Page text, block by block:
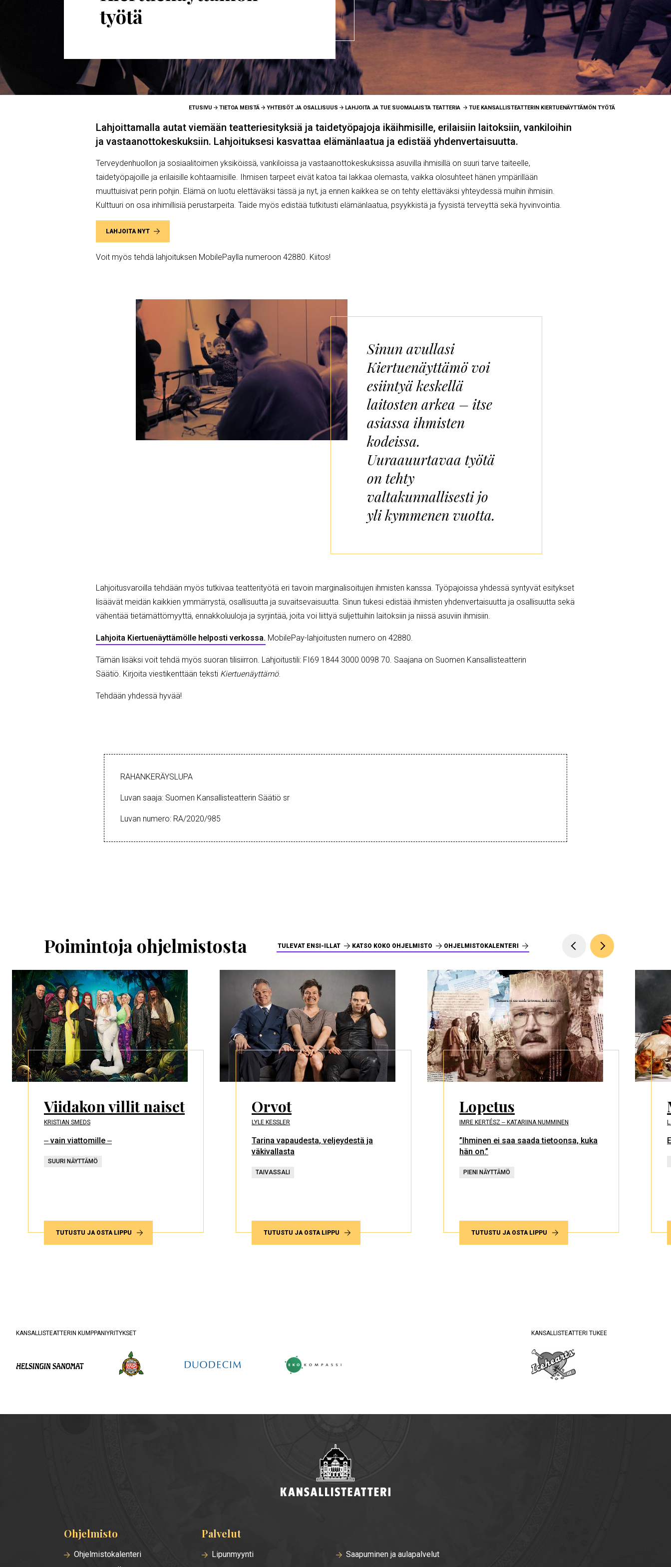
työtä
ETUSIVU TIETOA MEISTÄ YHTEISÖT JA OSALLISUUS LAHJOITA JA TUE SUOMALAISTA TEATTERIA TUE KANSALLISTEATTERIN KIERTUENÄYTTÄMÖN TYÖTÄ
Lahjoittamalla autat viemään teatteriesityksiä ja taidetyöpajoja ikäihmisille, erilaisiin laitoksiin, vankiloihin
ja vastaanottokeskuksiin. Lahjoituksesi kasvattaa elämänlaatua ja edistää yhdenvertaisuutta.
Terveydenhuollon ja sosiaalitoimen yksiköissä, vankiloissa ja vastaanottokeskuksissa asuvilla ihmisillä on suuri tarve taiteelle,
taidetyöpajoille ja erilaisille kohtaamisille. Ihmisen tarpeet eivät katoa tai lakkaa olemasta, vaikka olosuhteet hänen ympärillään
muuttuisivat perin pohjin. Elämä on luotu elettäväksi tässä ja nyt, ja ennen kaikkea se on tehty elettäväksi yhteydessä muihin ihmisiin.
Kulttuuri on osa inhimillisiä perustarpeita. Taide myös edistää tutkitusti elämänlaatua, psyykkistä ja fyysistä terveyttä sekä hyvinvointia.
LAHJOITA NYT
Voit myös tehdä lahjoituksen MobilePaylla numeroon 42880. Kiitos!
Sinun avullasi
Kiertuenäyttämö voi
esiintyä keskellä
laitosten arkea – itse
asiassa ihmisten
kodeissa.
Uuraauurtavaa työtä
on tehty
valtakunnallisesti jo
yli kymmenen vuotta.
Lahjoitusvaroilla tehdään myös tutkivaa teatterityötä eri tavoin marginalisoitujen ihmisten kanssa. Työpajoissa yhdessä syntyvät esitykset
lisäävät meidän kaikkien ymmärrystä, osallisuutta ja suvaitsevaisuutta. Sinun tukesi edistää ihmisten yhdenvertaisuutta ja osallisuutta sekä
vähentää tietämättömyyttä, ennakkoluuloja ja syrjintää, joita voi liittyä suljettuihin laitoksiin ja niissä asuviin ihmisiin.
Lahjoita Kiertuenäyttämölle helposti verkossa. MobilePay-lahjoitusten numero on 42880.
Tämän lisäksi voit tehdä myös suoran tilisiirron. Lahjoitustili: FI69 1844 3000 0098 70. Saajana on Suomen Kansallisteatterin
Säätiö. Kirjoita viestikenttään teksti Kiertuenäyttämö.
Tehdään yhdessä hyvää!
RAHANKERÄYSLUPA
Luvan saaja: Suomen Kansallisteatterin Säätiö sr
Luvan numero: RA/2020/985
Poimintoja ohjelmistosta TULEVAT ENSI-ILLAT KATSO KOKO OHJELMISTO OHJELMISTOKALENTERI
Viidakon villit naiset
KRISTIAN SMEDS
‒ vain viattomille ‒
SUURI NÄYTTÄMÖ
TUTUSTU JA OSTA LIPPU
Orvot
LYLE KESSLER
Tarina vapaudesta, veljeydestä ja
väkivallasta
TAIVASSALI
TUTUSTU JA OSTA LIPPU
Lopetus
IMRE KERTÉSZ ‒ KATARIINA NUMMINEN
”Ihminen ei saa saada tietoonsa, kuka
hän on.”
PIENI NÄYTTÄMÖ
TUTUSTU JA OSTA LIPPU
KANSALLISTEATTERIN KUMPPANIYRITYKSET KANSALLISTEATTERI TUKEE
Alatunnisteen
valikko
Ohjelmisto
Ohjelmistokalenteri
Palvelut
Lipunmyynti
Saapuminen ja aulapalvelut